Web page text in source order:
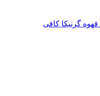
گرنیکا کافی